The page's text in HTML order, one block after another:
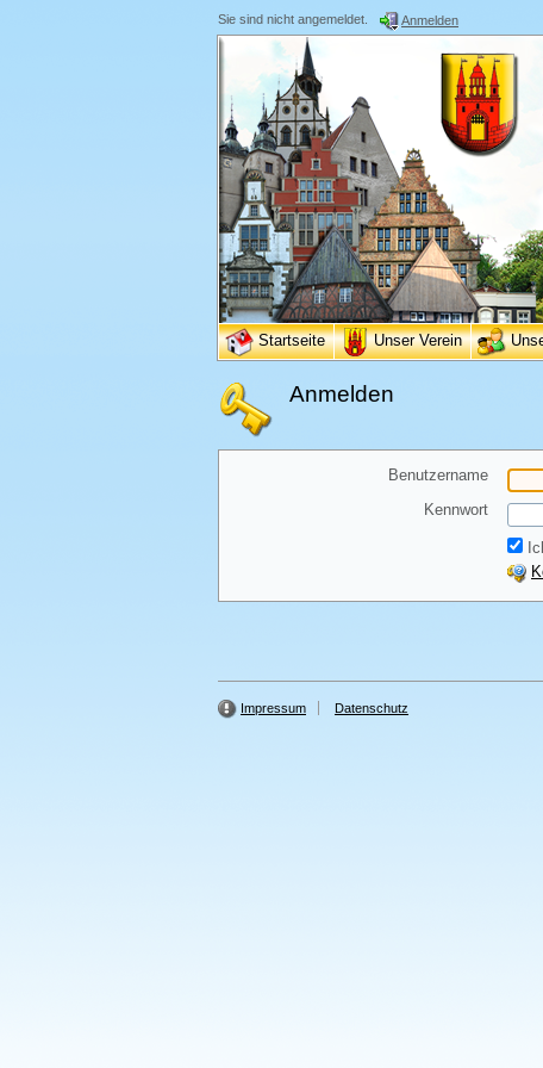
Sie sind nicht angemeldet. Anmelden
Startseite Unser Verein
Anmelden
Benutzername
Kennwort
Impressum Datenschutz